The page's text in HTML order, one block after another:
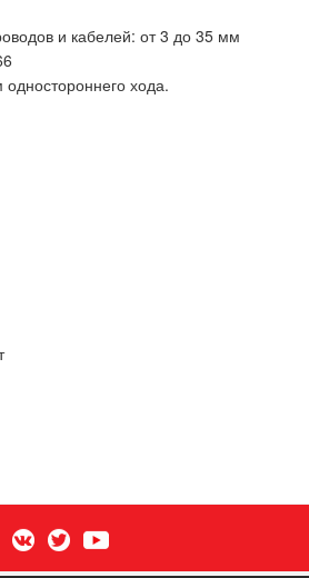
и кабелей: от 3 до 35 мм
хода.